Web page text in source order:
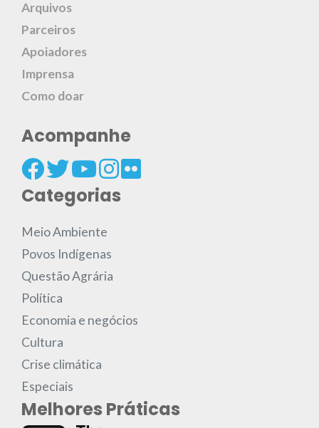
Arquivos
Parceiros
Apoiadores
Imprensa
Como doar
Acompanhe
Categorias
Meio Ambiente
Povos Indígenas
Questão Agrária
Política
Economia e negócios
Cultura
Crise climática
Especiais
Melhores Práticas